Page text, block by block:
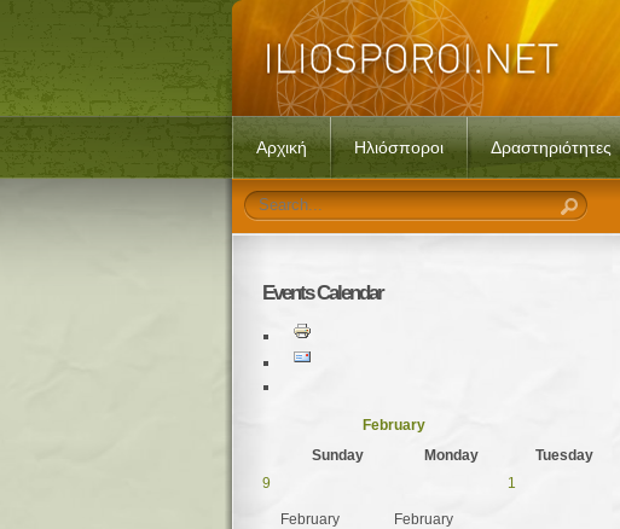
Αρχική Ηλιόσποροι Δραστηριότητες
EventsCalendar
February
Sunday
Monday Tuesday
9
February February
1